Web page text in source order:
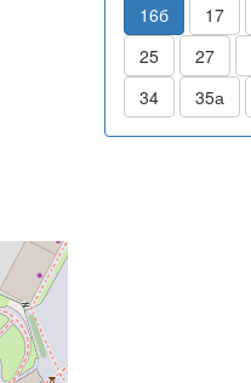
16б
17
25
27
34
35а